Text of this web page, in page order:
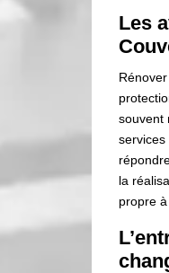
Les
souvent
la
propre